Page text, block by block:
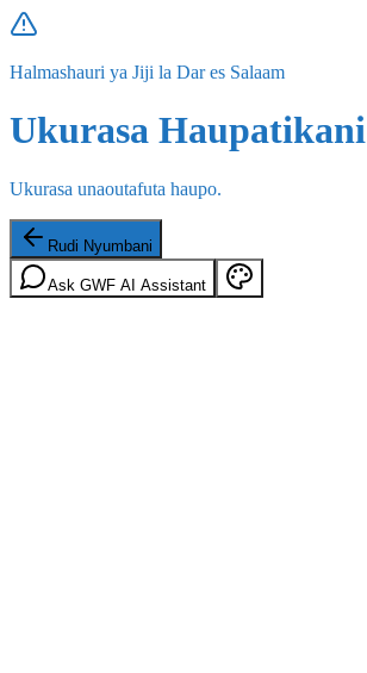
Halmashauri ya Jiji la Dar es Salaam
Ukurasa Haupatikani
Ukurasa unaoutafuta haupo.
Rudi Nyumbani
Ask GWF AI Assistant